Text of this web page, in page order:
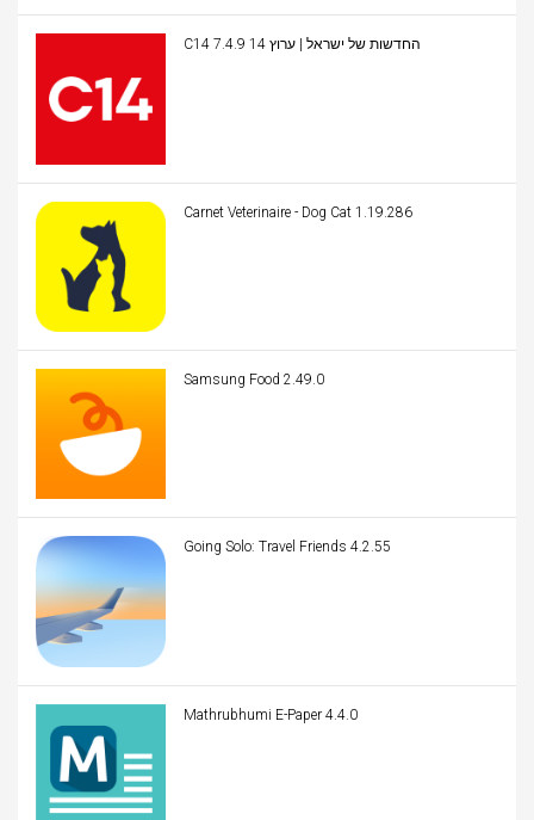
C14 החדשות של ישראל | ערוץ 14 7.4.9
Carnet Veterinaire - Dog Cat 1.19.286
Samsung Food 2.49.0
Going Solo: Travel Friends 4.2.55
Mathrubhumi E-Paper 4.4.0